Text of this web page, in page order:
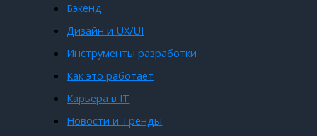
Бэкенд
Дизайн и UX/UI
Инструменты разработки
Как это работает
Карьера в IT
Новости и Тренды